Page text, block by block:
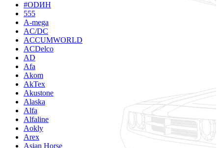
#ODИН
555
A-mega
AC/DC
ACCUMWORLD
ACDelco
AD
Afa
Akom
AkTex
Akustone
Alaska
Alfa
Alfaline
Aokly
Arex
Asian Horse